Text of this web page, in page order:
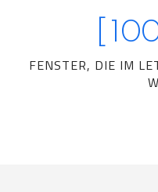
FENSTER, DIE IM